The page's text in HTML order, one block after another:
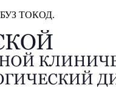
ГБУЗ ТОКОД.